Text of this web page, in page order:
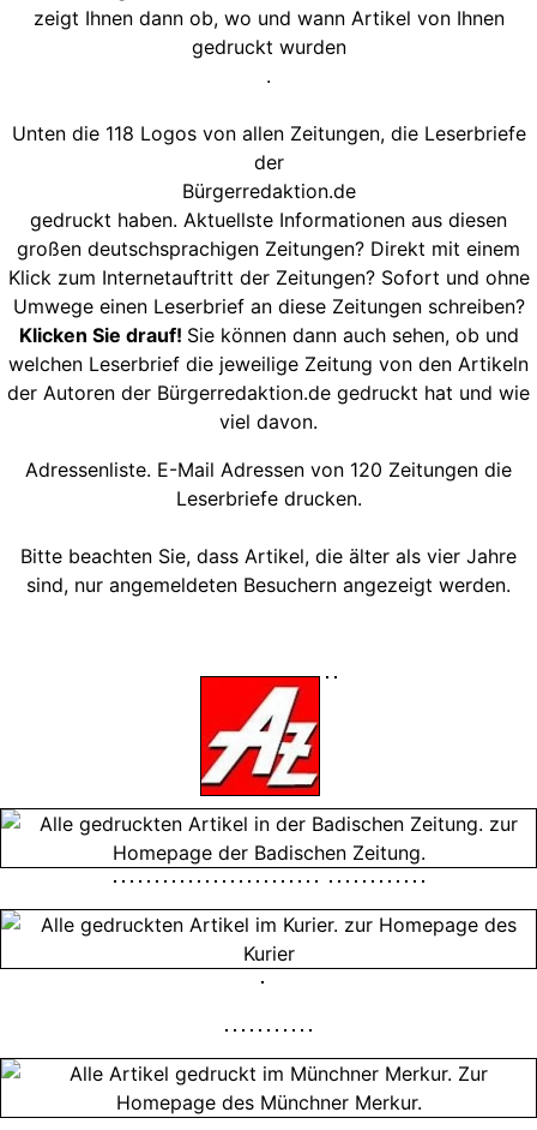
zeigt Ihnen dann ob, wo und wann Artikel von Ihnen
gedruckt wurden
.
Unten die 118 Logos von allen Zeitungen, die Leserbriefe
der
Bürgerredaktion.de
gedruckt haben. Aktuellste Informationen aus diesen
großen deutschsprachigen Zeitungen? Direkt mit einem
Klick zum Internetauftritt der Zeitungen? Sofort und ohne
Umwege einen Leserbrief an diese Zeitungen schreiben?
Klicken Sie drauf! Sie können dann auch sehen, ob und
welchen Leserbrief die jeweilige Zeitung von den Artikeln
der Autoren der Bürgerredaktion.de gedruckt hat und wie
viel davon.
Adressenliste. E-Mail Adressen von 120 Zeitungen die
Leserbriefe drucken.
Bitte beachten Sie, dass Artikel, die älter als vier Jahre
sind, nur angemeldeten Besuchern angezeigt werden.